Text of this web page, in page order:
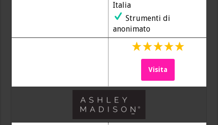
Italia
Strumenti di
anonimato
Visita